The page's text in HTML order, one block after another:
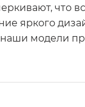
что
яркого
модели